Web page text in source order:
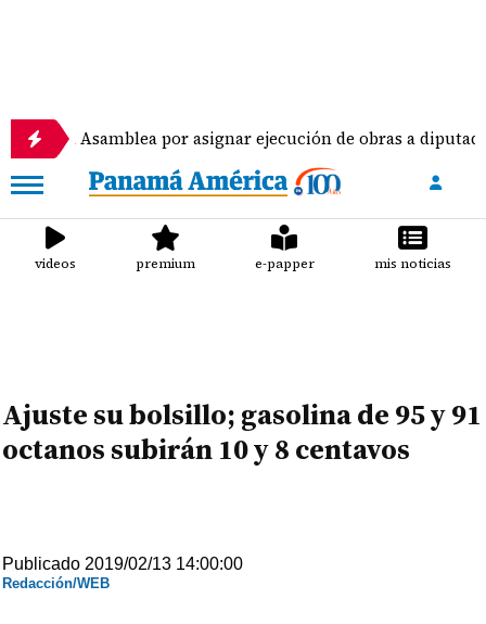
por asignar ejecución de obras a diputados
videos premium e-papper mis noticias
Ajuste su bolsillo; gasolina de 95 y 91
octanos subirán 10 y 8 centavos
Publicado 2019/02/13 14:00:00
Redacción/WEB